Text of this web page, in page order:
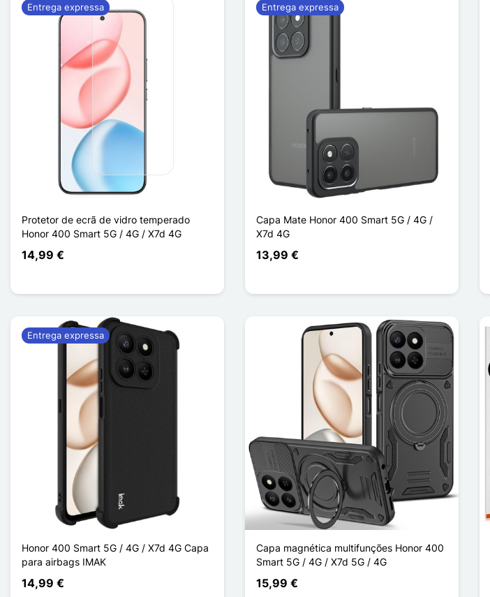
Protetor de ecrã de vidro temperado
Honor 400 Smart 5G / 4G / X7d 4G
14,99 €
Entrega expressa
Capa Mate Honor 400 Smart 5G / 4G /
X7d 4G
13,99 €
Entrega expressa
Honor 400 Smart 5G / 4G / X7d 4G Capa
para airbags IMAK
14,99 €
Entrega expressa
Capa magnética multifunções Honor 400
Smart 5G / 4G / X7d 5G / 4G
15,99 €